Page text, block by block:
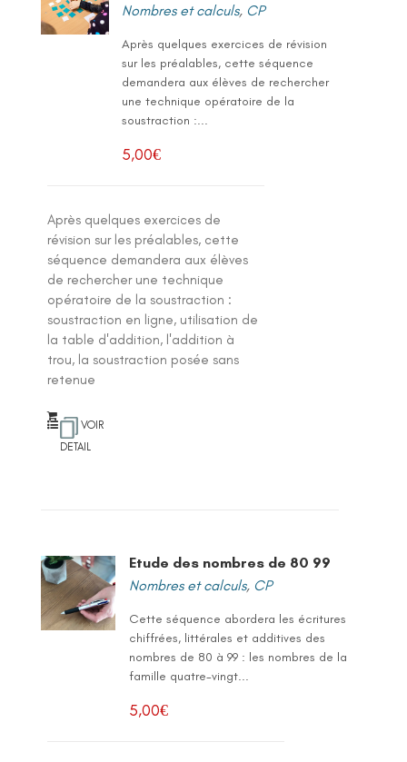
Nombres et calculs, CP
Après quelques exercices de révision
sur les préalables, cette séquence
demandera aux élèves de rechercher
une technique opératoire de la
soustraction :...
5,00€
Après quelques exercices de
révision sur les préalables, cette
séquence demandera aux élèves
de rechercher une technique
opératoire de la soustraction :
soustraction en ligne, utilisation de
la table d'addition, l'addition à
trou, la soustraction posée sans
retenue
VOIR
DETAIL
Etude des nombres de 80 99
Nombres et calculs, CP
Cette séquence abordera les écritures
chiffrées, littérales et additives des
nombres de 80 à 99 : les nombres de la
famille quatre-vingt...
5,00€